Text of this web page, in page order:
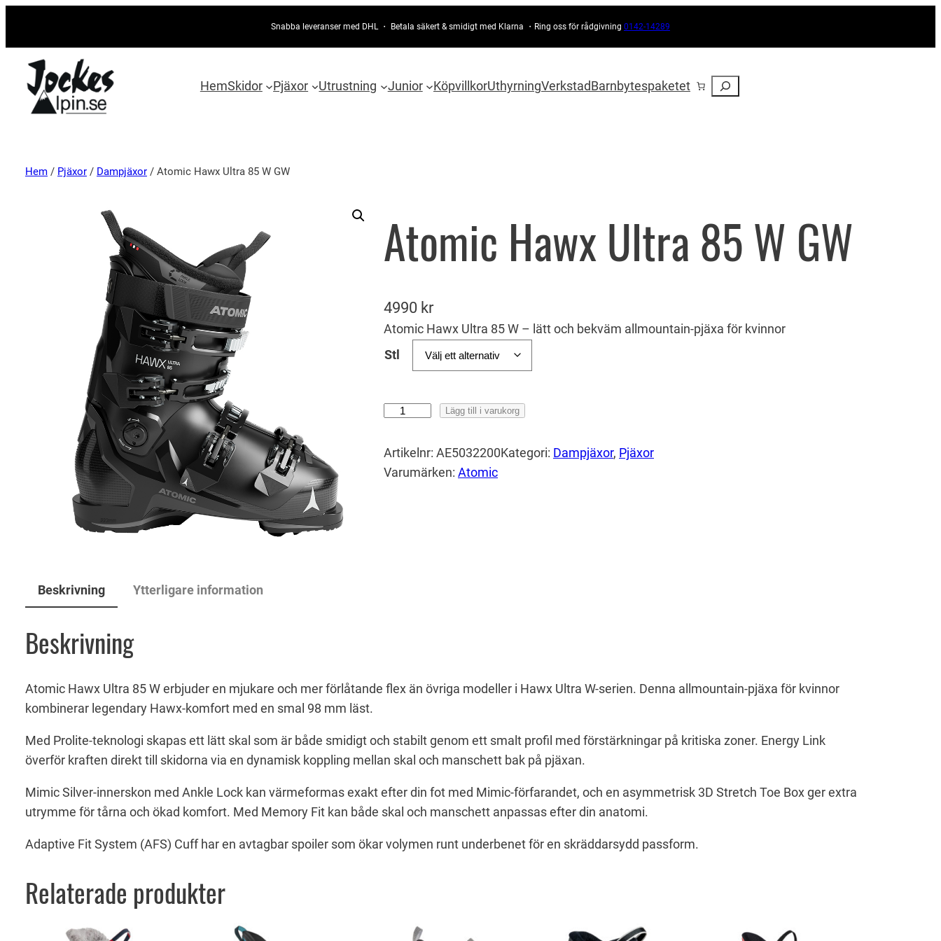
Snabba leveranser med DHL ・ Betala säkert & smidigt med Klarna ・Ring oss för rådgivning 0142-14289
HemSkidor Pjäxor Utrustning Junior KöpvillkorUthyrningVerkstadBarnbytespaketet Sök
Hem / Pjäxor / Dampjäxor / Atomic Hawx Ultra 85 W GW
Atomic Hawx Ultra 85 W GW
4990 kr
Atomic Hawx Ultra 85 W – lätt och bekväm allmountain-pjäxa för kvinnor
Stl
o
m
a
W
G
W
m
n
Lägg till i varukorg
Artikelnr: AE5032200Kategori: Dampjäxor, Pjäxor
Varumärken: Atomic
Beskrivning Ytterligare information
Beskrivning
Atomic Hawx Ultra 85 W erbjuder en mjukare och mer förlåtande flex än övriga modeller i Hawx Ultra W-serien. Denna allmountain-pjäxa för kvinnor
kombinerar legendary Hawx-komfort med en smal 98 mm läst.
Med Prolite-teknologi skapas ett lätt skal som är både smidigt och stabilt genom ett smalt profil med förstärkningar på kritiska zoner. Energy Link
överför kraften direkt till skidorna via en dynamisk koppling mellan skal och manschett bak på pjäxan.
Mimic Silver-innerskon med Ankle Lock kan värmeformas exakt efter din fot med Mimic-förfarandet, och en asymmetrisk 3D Stretch Toe Box ger extra
utrymme för tårna och ökad komfort. Med Memory Fit kan både skal och manschett anpassas efter din anatomi.
Adaptive Fit System (AFS) Cuff har en avtagbar spoiler som ökar volymen runt underbenet för en skräddarsydd passform.
Relaterade produkter